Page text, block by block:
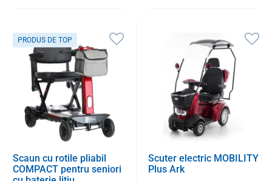
PRODUS DE TOP
Scaun cu rotile pliabil
COMPACT pentru seniori
Scuter electric MOBILITY
Plus Ark